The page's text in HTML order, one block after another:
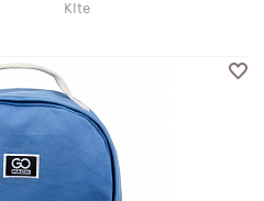
Kite